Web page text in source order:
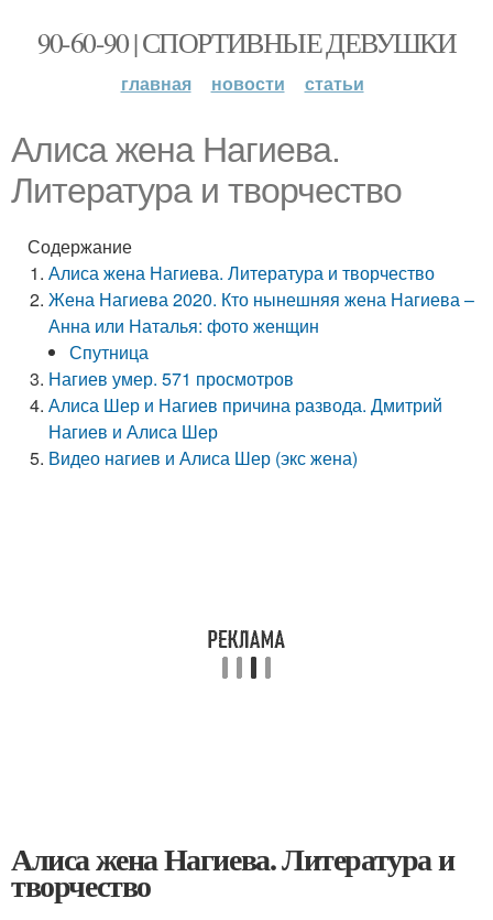
90-60-90 | СПОРТИВНЫЕ ДЕВУШКИ
главная новости статьи
Алиса жена Нагиева.
Литература и творчество
Содержание
Алиса жена Нагиева. Литература и творчество
Жена Нагиева 2020. Кто нынешняя жена Нагиева –
Анна или Наталья: фото женщин
Спутница
Нагиев умер. 571 просмотров
Алиса Шер и Нагиев причина развода. Дмитрий
Нагиев и Алиса Шер
Видео нагиев и Алиса Шер (экс жена)
Алиса жена Нагиева. Литература и
творчество